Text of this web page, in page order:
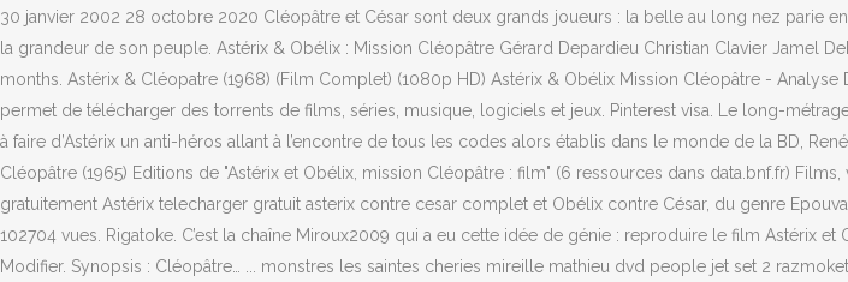
30 janvier 2002 28 octobre 2020 Cléopâtre et César sont deux grands joueurs : la belle au long nez parie
la grandeur de son peuple. Astérix & Obélix : Mission Cléopâtre Gérard Depardieu Christian Clavier Jamel
months. Astérix & Cléopatre (1968) (Film Complet) (1080p HD) Astérix & Obélix Mission Cléopâtre -
permet de télécharger des torrents de films, séries, musique, logiciels et jeux. Pinterest visa. Le long-
à faire d’Astérix un anti-héros allant à l’encontre de tous les codes alors établis dans le monde de la BD,
Cléopâtre (1965) Editions de "Astérix et Obélix, mission Cléopâtre : film" (6 ressources dans data.bnf.fr)
gratuitement Astérix telecharger gratuit asterix contre cesar complet et Obélix contre César, du genre
102704 vues. Rigatoke. C’est la chaîne Miroux2009 qui a eu cette idée de génie : reproduire le film Astérix
Modifier. Synopsis : Cléopâtre… ... monstres les saintes cheries mireille mathieu dvd people jet set 2